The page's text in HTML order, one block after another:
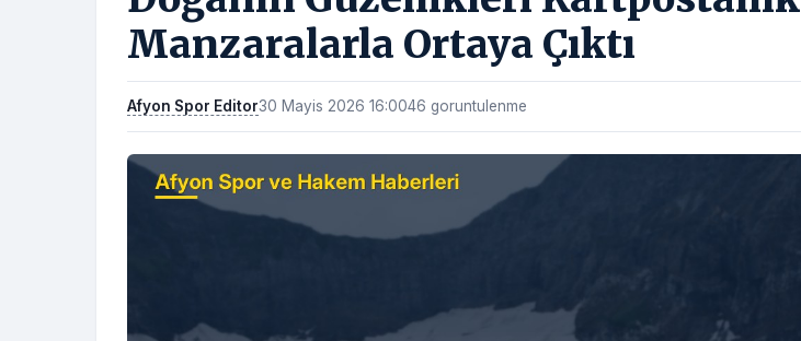
Manzaralarla Ortaya Çıktı
Afyon Spor Editor30 Mayis 2026 16:0046 goruntulenme